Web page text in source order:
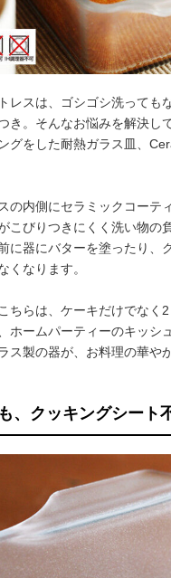
レスは、ゴシゴシ洗っても
き。そんなお悩みを解決し
グをした耐熱ガラス皿、
の内側にセラミックコーテ
こびりつきにくく洗い物の
に器にバターを塗ったり、
くなります。
ちらは、ケーキだけでなく
ホームパーティーのキッシ
ス製の器が、お料理の華や
、クッキングシート